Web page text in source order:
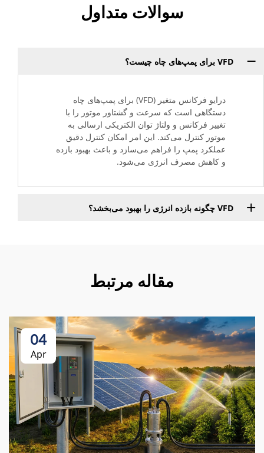
سوالات متداول
VFD برای پمپ‌های چاه چیست؟
درایو فرکانس متغیر (VFD) برای پمپ‌های چاه
دستگاهی است که سرعت و گشتاور موتور را با
تغییر فرکانس و ولتاژ توان الکتریکی ارسالی به
موتور کنترل می‌کند. این امر امکان کنترل دقیق
عملکرد پمپ را فراهم می‌سازد و باعث بهبود بازده
و کاهش مصرف انرژی می‌شود.
VFD چگونه بازده انرژی را بهبود می‌بخشد؟
مقاله مرتبط
04
Apr